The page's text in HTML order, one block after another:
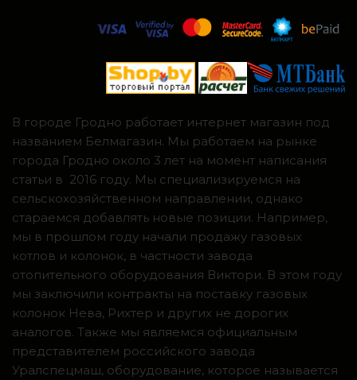
В городе Гродно работает интернет магазин под
названием Белмагазин. Мы работаем на рынке
города Гродно около 3 лет на момент написания
статьи в 2016 году. Мы специализируемся на
сельскохозяйственном направлении, однако
стараемся добавлять новые позиции. Например,
мы в прошлом году начали продажу газовых
котлов и колонок, в частности завода
отопительного оборудования Виктори. В этом году
мы заключили контракты на поставку газовых
колонок Нева, Рихтер и других не дорогих
аналогов. Также мы являемся официальным
представителем российского завода
Уралспецмаш, оборудование, которое называется